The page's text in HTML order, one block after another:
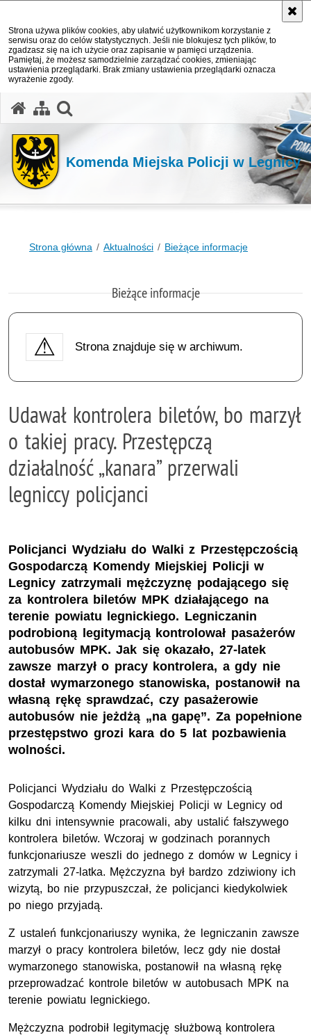
Strona używa plików cookies, aby ułatwić użytkownikom korzystanie z
serwisu oraz do celów statystycznych. Jeśli nie blokujesz tych plików, to
zgadzasz się na ich użycie oraz zapisanie w pamięci urządzenia.
Pamiętaj, że możesz samodzielnie zarządzać cookies, zmieniając
ustawienia przeglądarki. Brak zmiany ustawienia przeglądarki oznacza
wyrażenie zgody.
Komenda Miejska Policji w Legnicy
Strona główna Aktualności Bieżące informacje
Bieżące informacje
Strona znajduje się w archiwum.
Udawał kontrolera biletów, bo marzył
o takiej pracy. Przestępczą
działalność „kanara” przerwali
legniccy policjanci
Policjanci Wydziału do Walki z Przestępczością
Gospodarczą Komendy Miejskiej Policji w
Legnicy zatrzymali mężczyznę podającego się
za kontrolera biletów MPK działającego na
terenie powiatu legnickiego. Legniczanin
podrobioną legitymacją kontrolował pasażerów
autobusów MPK. Jak się okazało, 27-latek
zawsze marzył o pracy kontrolera, a gdy nie
dostał wymarzonego stanowiska, postanowił na
własną rękę sprawdzać, czy pasażerowie
autobusów nie jeżdżą „na gapę”. Za popełnione
przestępstwo grozi kara do 5 lat pozbawienia
wolności.
Policjanci Wydziału do Walki z Przestępczością
Gospodarczą Komendy Miejskiej Policji w Legnicy od
kilku dni intensywnie pracowali, aby ustalić fałszywego
kontrolera biletów. Wczoraj w godzinach porannych
funkcjonariusze weszli do jednego z domów w Legnicy i
zatrzymali 27-latka. Mężczyzna był bardzo zdziwiony ich
wizytą, bo nie przypuszczał, że policjanci kiedykolwiek
po niego przyjadą.
Z ustaleń funkcjonariuszy wynika, że legniczanin zawsze
marzył o pracy kontrolera biletów, lecz gdy nie dostał
wymarzonego stanowiska, postanowił na własną rękę
przeprowadzać kontrole biletów w autobusach MPK na
terenie powiatu legnickiego.
Mężczyzna podrobił legitymację służbową kontrolera